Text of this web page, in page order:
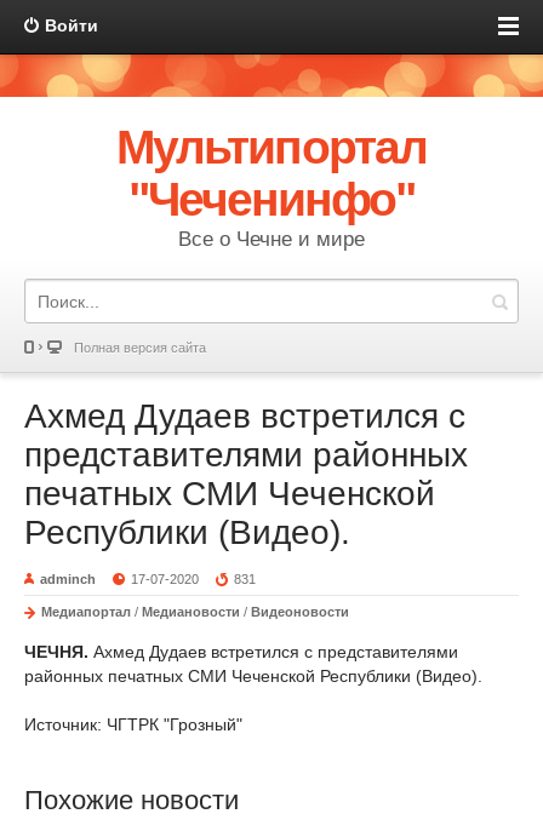
Войти
Мультипортал
"Чеченинфо"
Все о Чечне и мире
Полная версия сайта
Ахмед Дудаев встретился с
представителями районных
печатных СМИ Чеченской
Республики (Видео).
adminch 17-07-2020 831
Медиапортал / Медиановости / Видеоновости
ЧЕЧНЯ. Ахмед Дудаев встретился с представителями
районных печатных СМИ Чеченской Республики (Видео).
Источник: ЧГТРК "Грозный"
Похожие новости